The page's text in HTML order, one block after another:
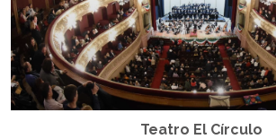
Teatro El Círculo